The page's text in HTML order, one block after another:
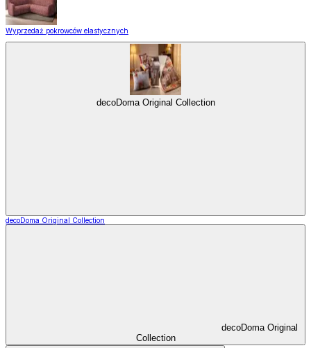
Wyprzedaż pokrowców elastycznych
decoDoma Original Collection
decoDoma Original Collection
decoDoma Original
Collection